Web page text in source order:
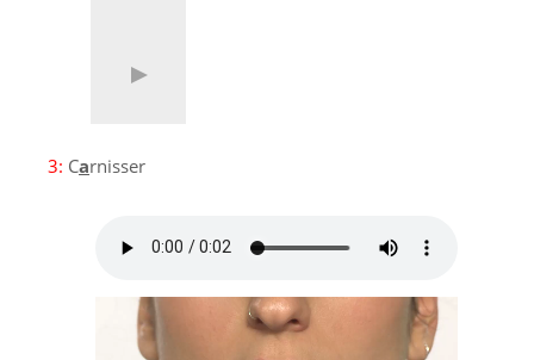
3: Carnisser